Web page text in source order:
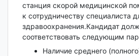
станция скорой медицинской
к сотрудничеству специалиста
здравоохранения.Кандидат
соответствовать следующим
Наличие среднего